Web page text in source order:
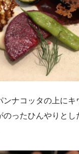
ンナコッタの上にキ
のったひんやりとし